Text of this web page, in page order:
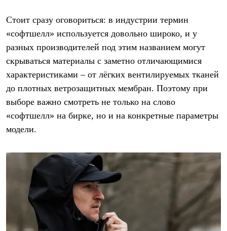
Флисовая одежда
Куртки
Жилеты
Комбинезоны
Термобелье
Комплект термобелья
Снаряжение
Палатки и тенты
Палатки
Тенты
Аксессуары для палаток
Легкоходные
Альпинистские
Городские
Аксессуары для рюкзаков
Спальные мешки
Пуховые
Комбинированные
С синтетическим утеплителем
Стоит сразу оговориться: в индустрии термин
«софтшелл» используется довольно широко, и у
разных производителей под этим названием могут
скрываться материалы с заметно отличающимися
характеристиками – от лёгких вентилируемых тканей
до плотных ветрозащитных мембран. Поэтому при
выборе важно смотреть не только на слово
«софтшелл» на бирке, но и на конкретные параметры
модели.